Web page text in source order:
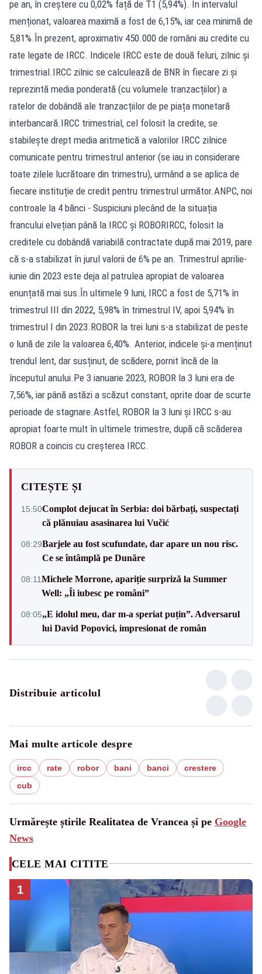
pe an, în creștere cu 0,02% față de T1 (5,94%). În intervalul
menționat, valoarea maximă a fost de 6,15%, iar cea minimă de
5,81%.În prezent, aproximativ 450.000 de români au credite cu
rate legate de IRCC. Indicele IRCC este de două feluri, zilnic și
trimestrial.IRCC zilnic se calculează de BNR în fiecare zi și
reprezintă media ponderată (cu volumele tranzacțiilor) a
ratelor de dobândă ale tranzacțiilor de pe piața monetară
interbancară.IRCC trimestrial, cel folosit la credite, se
stabilește drept media aritmetică a valorilor IRCC zilnice
comunicate pentru trimestrul anterior (se iau in considerare
toate zilele lucrătoare din trimestru), urmând a se aplica de
fiecare instituție de credit pentru trimestrul următor.ANPC, noi
controale la 4 bănci - Suspiciuni plecând de la situația
francului elvețian până la IRCC și ROBORIRCC, folosit la
creditele cu dobândă variabilă contractate după mai 2019, pare
că s-a stabilizat în jurul valorii de 6% pe an. Trimestrul aprilie-
iunie din 2023 este deja al patrulea apropiat de valoarea
enunțată mai sus.În ultimele 9 luni, IRCC a fost de 5,71% în
trimestrul III din 2022, 5,98% în trimestrul IV, apoi 5,94% în
trimestrul I din 2023.ROBOR la trei luni s-a stabilizat de peste
o lună de zile la valoarea 6,40%. Anterior, indicele și-a menținut
trendul lent, dar susținut, de scădere, pornit încă de la
începutul anului.Pe 3 ianuarie 2023, ROBOR la 3 luni era de
7,56%, iar până astăzi a scăzut constant, oprite doar de scurte
perioade de stagnare.Astfel, ROBOR la 3 luni și IRCC s-au
apropiat foarte mult în ultimele trimestre, după că scăderea
ROBOR a coincis cu creșterea IRCC.
CITEȘTE ȘI
15:50Complot dejucat în Serbia: doi bărbați, suspectați
că plănuiau asasinarea lui Vučić
08:29Barjele au fost scufundate, dar apare un nou risc.
Ce se întâmplă pe Dunăre
08:11Michele Morrone, apariție surpriză la Summer
Well: „Îi iubesc pe români”
08:05„E idolul meu, dar m-a speriat puțin”. Adversarul
lui David Popovici, impresionat de român
Distribuie articolul
Mai multe articole despre
ircc rate robor bani banci
crestere
cub
Urmărește știrile Realitatea de Vrancea și pe Google
News
CELE MAI CITITE
1